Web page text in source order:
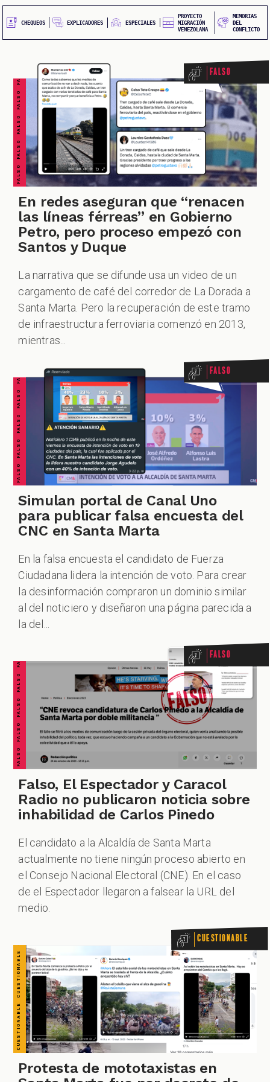
ZOOM
CHEQUEOS EXPLICADORES ESPECIALES
PROYECTO
MIGRACIÓN
VENEZOLANA
MEMORIAS
DEL
CONFLICTO
FALSO FALSO FALSO FALSO FALSO FALSO FALSO Falso
En redes aseguran que “renacen
las líneas férreas” en Gobierno
Petro, pero proceso empezó con
Santos y Duque
La narrativa que se difunde usa un video de un
cargamento de café del corredor de La Dorada a
Santa Marta. Pero la recuperación de este tramo
de infraestructura ferroviaria comenzó en 2013,
mientras...
FALSO FALSO FALSO FALSO FALSO FALSO FALSO Falso
Simulan portal de Canal Uno
para publicar falsa encuesta del
CNC en Santa Marta
En la falsa encuesta el candidato de Fuerza
Ciudadana lidera la intención de voto. Para crear
la desinformación compraron un dominio similar
al del noticiero y diseñaron una página parecida a
la del...
FALSO FALSO FALSO FALSO FALSO FALSO FALSO Falso
Falso, El Espectador y Caracol
Radio no publicaron noticia sobre
inhabilidad de Carlos Pinedo
El candidato a la Alcaldía de Santa Marta
actualmente no tiene ningún proceso abierto en
el Consejo Nacional Electoral (CNE). En el caso
de el Espectador llegaron a falsear la URL del
medio.
CUESTIONABLE CUESTIONABLE CUESTIONABLE CUESTIONABLE CUESTIONABLE CUESTIONABLE CUESTIONABLE Cuestionable
Protesta de mototaxistas en